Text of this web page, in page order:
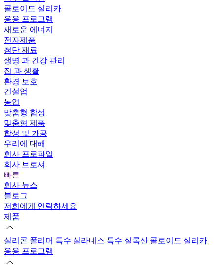
콜로이드 실리카
응용 프로그램
새로운 에너지
전자제품
첨단 재료
생명 과 건강 관리
집 과 생활
환경 보호
건설업
농업
맞춤형 합성
맞춤형 제품
합성 및 가공
우리에 대해
회사 프로파일
회사 브로셔
빠른
회사 뉴스
블로그
저희에게 연락하세요
제품
실리콘 폴리머 특수 실라네스 특수 실록산 콜로이드 실리카
응용 프로그램